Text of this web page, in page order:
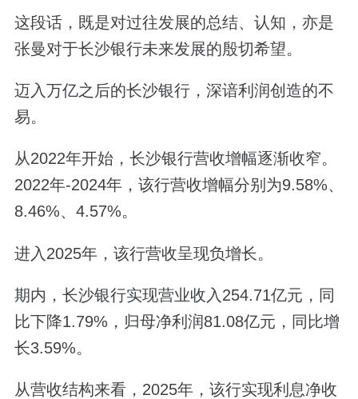
这段话，既是对过往发展的总结、认知，亦是
张曼对于长沙银行未来发展的殷切希望。
迈入万亿之后的长沙银行，深谙利润创造的不
易。
从2022年开始，长沙银行营收增幅逐渐收窄。
2022年-2024年，该行营收增幅分别为9.58%、
8.46%、4.57%。
进入2025年，该行营收呈现负增长。
期内，长沙银行实现营业收入254.71亿元，同
比下降1.79%，归母净利润81.08亿元，同比增
长3.59%。
从营收结构来看，2025年，该行实现利息净收